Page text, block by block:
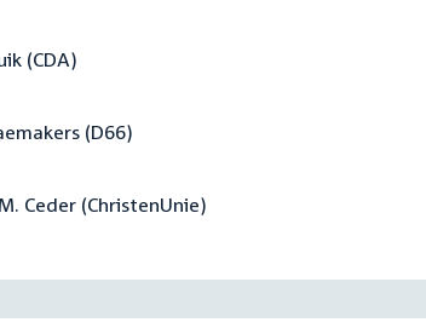
(CDA)
(D66)
Ceder (ChristenUnie)